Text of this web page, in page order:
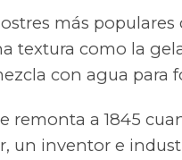
más
textura como la
con agua para
remonta a 1845
un inventor e